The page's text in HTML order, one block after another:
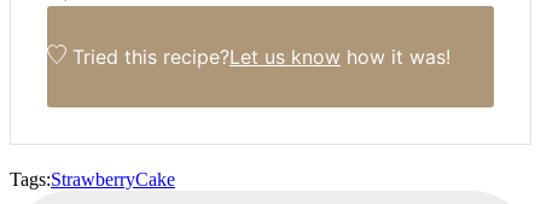
Tried this recipe?Let us know how it was!
Tags:StrawberryCake